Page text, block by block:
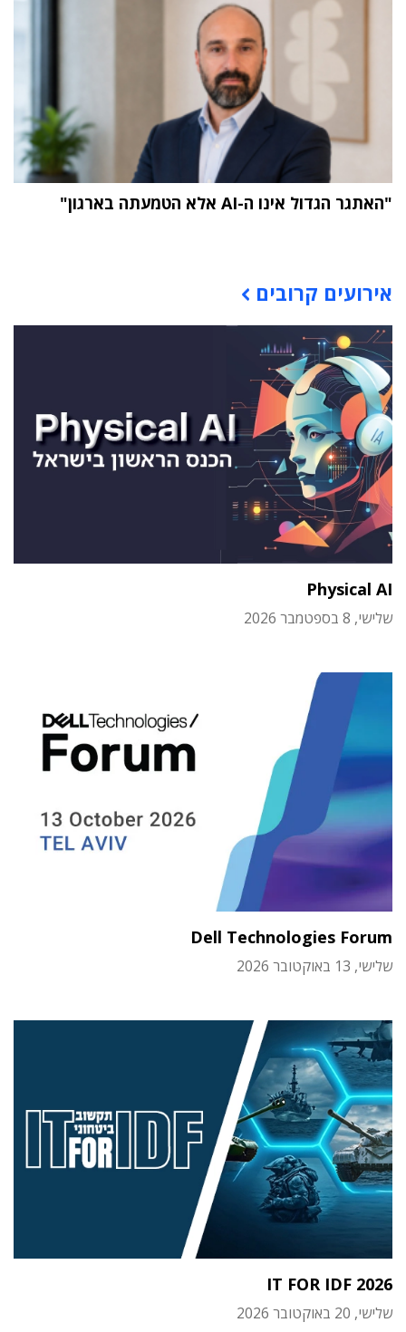
"האתגר הגדול אינו ה-AI אלא הטמעתה בארגון"
אירועים קרובים
Physical AI
שלישי, 8 בספטמבר 2026
Dell Technologies Forum
שלישי, 13 באוקטובר 2026
IT FOR IDF 2026
שלישי, 20 באוקטובר 2026